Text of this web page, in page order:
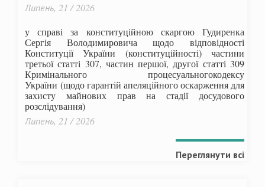
Липень, 21 / 2026
у справі за конституційною скаргою Гудиренка
Сергія Володимировича щодо відповідності
Конституції України (конституційності) частини
третьої статті 307, частин першої, другої статті 309
Кримінального процесуальногокодексу
України (щодо гарантій апеляційного оскарження для
захисту майнових прав на стадії досудового
розслідування)
Липень, 21 / 2026
Переглянути всі